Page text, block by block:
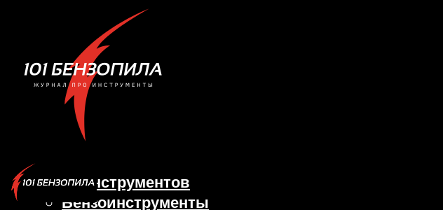
Виды инструментов
Бензоинструменты